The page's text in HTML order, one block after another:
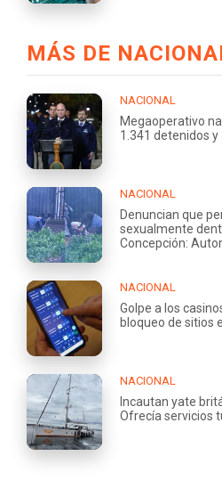
MÁS DE
NACIONAL
Megaoperativo
1.341 detenidos
NACIONAL
Denuncian que
sexualmente
Concepción:
NACIONAL
Golpe a los
bloqueo de sitios
NACIONAL
Incautan yate
Ofrecía servicios